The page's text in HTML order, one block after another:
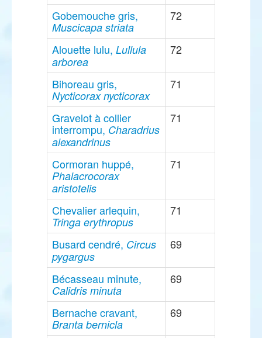
Gobemouche gris,
Muscicapa striata
72
Alouette lulu, Lullula
arborea
72
Bihoreau gris,
Nycticorax nycticorax
71
Gravelot à collier
interrompu, Charadrius
alexandrinus
71
Cormoran huppé,
Phalacrocorax
aristotelis
71
Chevalier arlequin,
Tringa erythropus
71
Busard cendré, Circus
pygargus
69
Bécasseau minute,
Calidris minuta
69
Bernache cravant,
Branta bernicla
69